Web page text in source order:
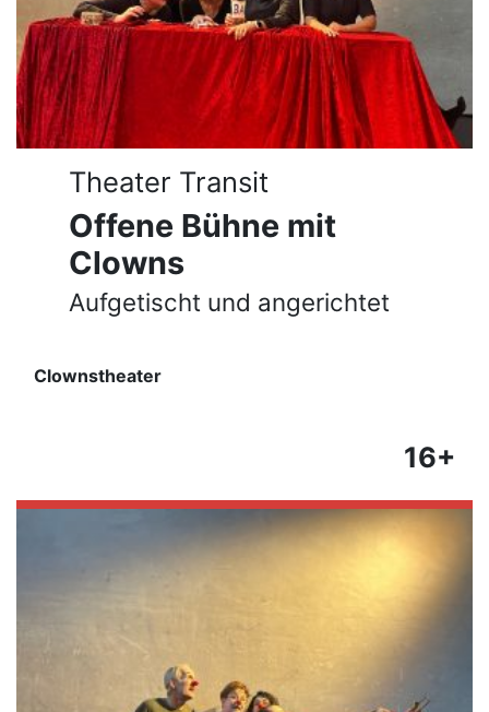
Theater Transit
Offene Bühne mit
Clowns
Aufgetischt und angerichtet
Clownstheater
16+